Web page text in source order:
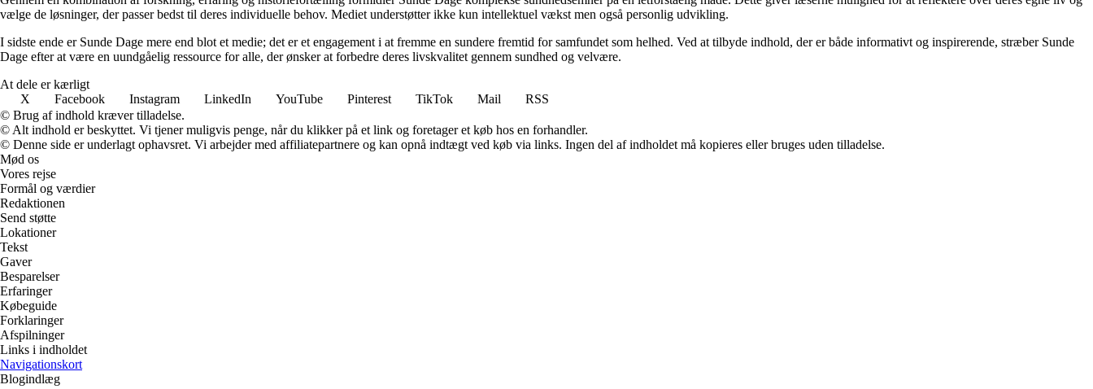
vælge de løsninger, der passer bedst til deres individuelle behov. Mediet understøtter ikke kun intellektuel vækst men også personlig udvikling.
I sidste ende er Sunde Dage mere end blot et medie; det er et engagement i at fremme en sundere fremtid for samfundet som helhed. Ved at tilbyde indhold, der er både informativt og inspirerende, stræber Sunde
Dage efter at være en uundgåelig ressource for alle, der ønsker at forbedre deres livskvalitet gennem sundhed og velvære.
At dele er kærligt
X
Facebook Instagram LinkedIn YouTube Pinterest TikTok Mail
RSS
© Brug af indhold kræver tilladelse.
© Alt indhold er beskyttet. Vi tjener muligvis penge, når du klikker på et link og foretager et køb hos en forhandler.
© Denne side er underlagt ophavsret. Vi arbejder med affiliatepartnere og kan opnå indtægt ved køb via links. Ingen del af indholdet må kopieres eller bruges uden tilladelse.
Mød os
Vores rejse
Formål og værdier
Redaktionen
Send støtte
Lokationer
Tekst
Gaver
Besparelser
Erfaringer
Købeguide
Forklaringer
Afspilninger
Links i indholdet
Navigationskort
Blogindlæg